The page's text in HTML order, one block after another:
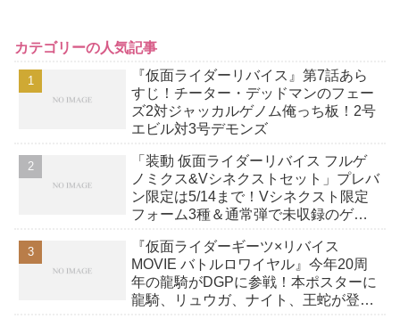
カテゴリーの人気記事
『仮面ライダーリバイス』第7話あら
すじ！チーター・デッドマンのフェー
ズ2対ジャッカルゲノム俺っち板！2号
エビル対3号デモンズ
「装動 仮面ライダーリバイス フルゲ
ノミクス&Vシネクストセット」プレバ
ン限定は5/14まで！Vシネクスト限定
フォーム3種＆通常弾で未収録のゲノ
『仮面ライダーギーツ×リバイス
MOVIE バトルロワイヤル』今年20周
年の龍騎がDGPに参戦！本ポスターに
龍騎、リュウガ、ナイト、王蛇が登